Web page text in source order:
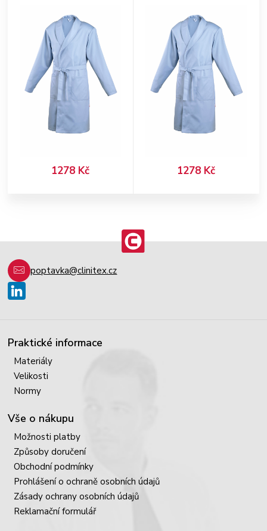
1278 Kč 1278 Kč
poptavka@clinitex.cz
Praktické informace
Materiály
Velikosti
Normy
Vše o nákupu
Možnosti platby
Způsoby doručení
Obchodní podmínky
Prohlášení o ochraně osobních údajů
Zásady ochrany osobních údajů
Reklamační formulář